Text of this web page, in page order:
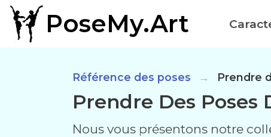
PoseMy.Art
Référence des poses Prendre
Prendre Des Poses
Nous vous présentons notre